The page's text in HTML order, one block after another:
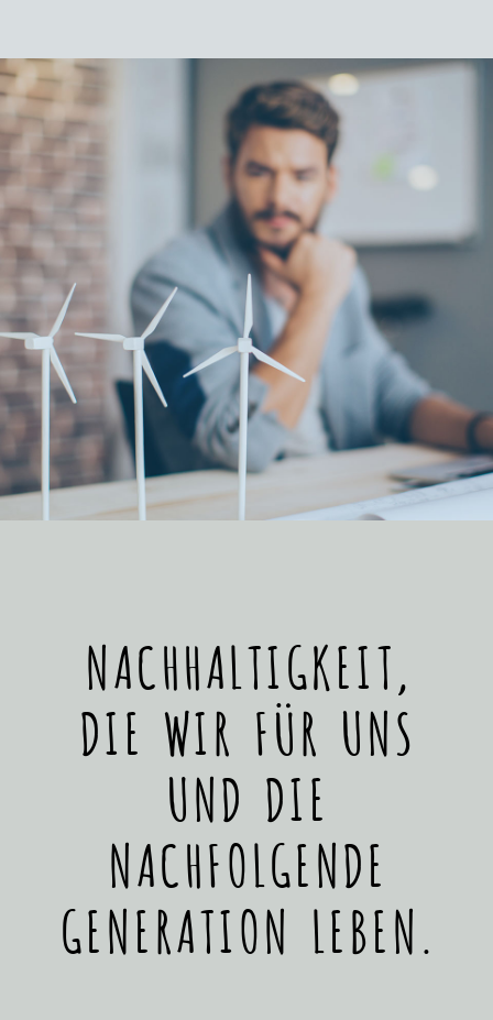
NACHHALTIGKEIT,
DIE WIR FÜR UNS
UND DIE
NACHFOLGENDE
GENERATION LEBEN.